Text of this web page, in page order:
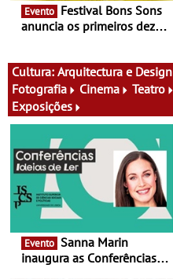
Evento
anuncia os primeiros dez
Cultura: Arquitectura e Design
Fotografia
Cinema Teatro
Exposições
Evento
inaugura as Conferências